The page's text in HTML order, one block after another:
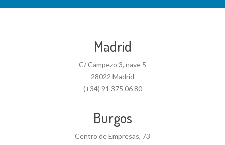
Madrid
C/ Campezo 3, nave 5
28022 Madrid
(+34) 91 375 06 80
Burgos
Centro de Empresas, 73